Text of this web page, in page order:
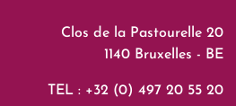
Clos de la Pastourelle 20
1140 Bruxelles - BE
TEL : +32 (0) 497 20 55 20